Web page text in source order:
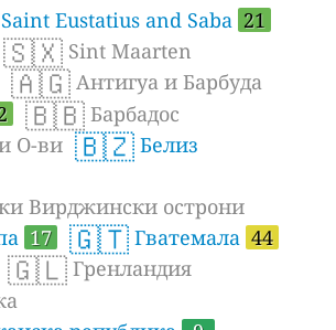
Eustatius and Saba 21
🇸🇽 Sint Maarten
🇦🇬 Антигуа и Барбуда
🇧🇧 Барбадос
О-ви 🇧🇿 Белиз
Вирджински острони
17 🇬🇹 Гватемала 44
🇬🇱 Гренландия